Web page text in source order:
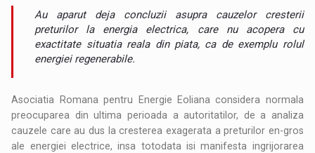
Au aparut deja concluzii asupra cauzelor cresterii
preturilor la energia electrica, care nu acopera cu
exactitate situatia reala din piata, ca de exemplu rolul
energiei regenerabile.
Asociatia Romana pentru Energie Eoliana considera normala
preocuparea din ultima perioada a autoritatilor, de a analiza
cauzele care au dus la cresterea exagerata a preturilor en-gros
ale energiei electrice, insa totodata isi manifesta ingrijorarea